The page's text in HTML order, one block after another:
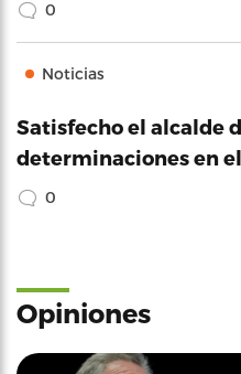
0
Noticias
Satisfecho el alcalde
determinaciones en
0
Opiniones